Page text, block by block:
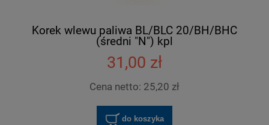
Korek wlewu paliwa BL/BLC 20/BH/BHC
(średni "N") kpl
31,00 zł
Cena netto: 25,20 zł
do koszyka